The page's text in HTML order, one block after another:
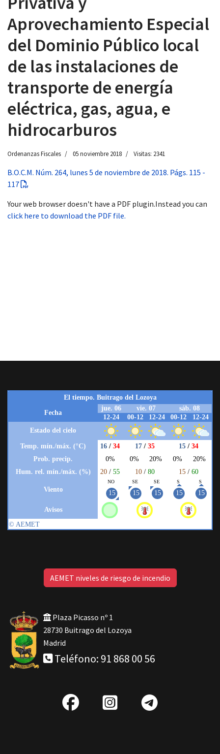
Aprovechamiento Especial
del Dominio Público local
de las instalaciones de
transporte de energía
eléctrica, gas, agua, e
hidrocarburos
Ordenanzas Fiscales 05 noviembre 2018 Visitas: 2341
B.O.C.M. Núm. 264, lunes 5 de noviembre de 2018. Págs. 115 -
117
Your web browser doesn't have a PDF plugin.Instead you can
click here to download the PDF file.
AEMET niveles de riesgo de incendio
Plaza Picasso nº 1
28730 Buitrago del Lozoya
Madrid
Teléfono: 91 868 00 56
fab
IG